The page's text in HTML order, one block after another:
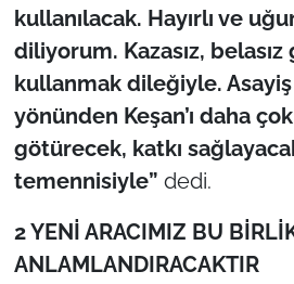
kullanılacak. Hayırlı ve
diliyorum. Kazasız,
kullanmak dileğiyle.
yönünden Keşan’ı daha
götürecek, katkı
temennisiyle” dedi.
2 YENİ ARACIMIZ BU
ANLAMLANDIRACAKTIR